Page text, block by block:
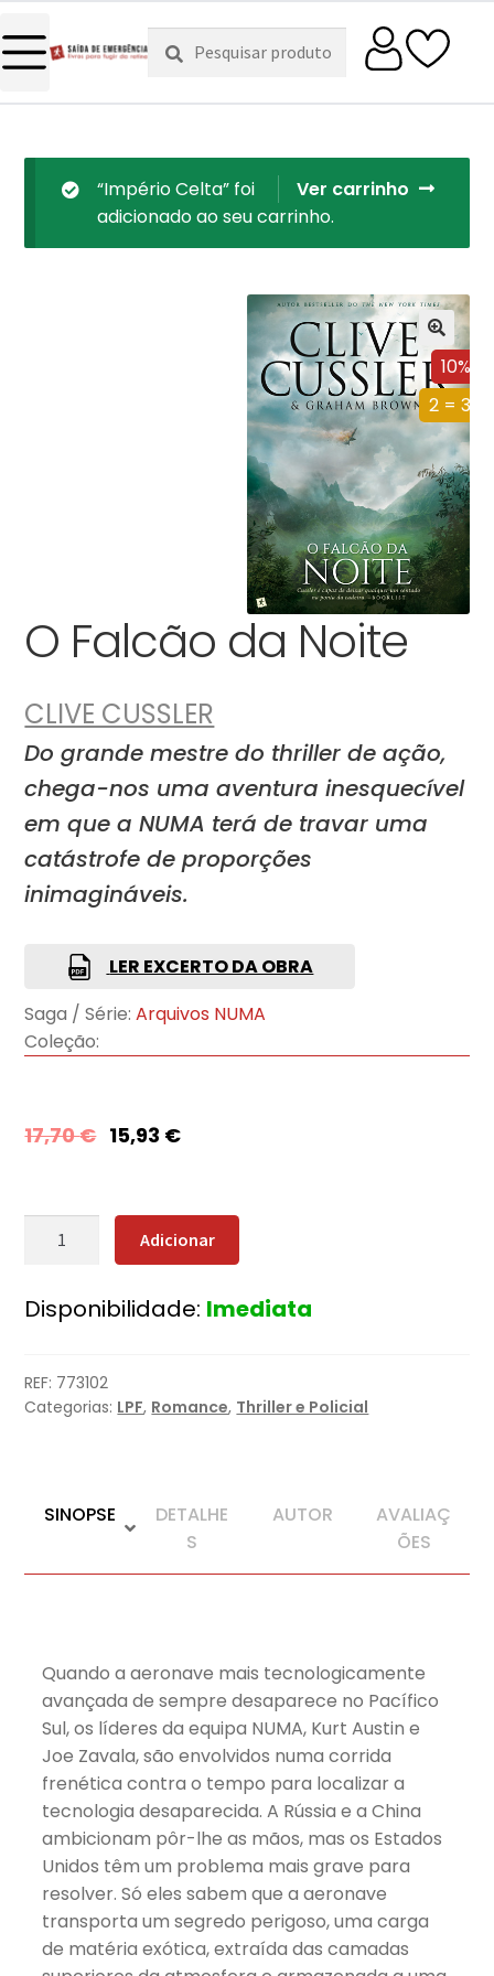
Pesquisar
por:
Pesquisa
Ver carrinho
“Império Celta” foi
adicionado ao seu carrinho.
10%
2 = 3
O Falcão da Noite
CLIVE CUSSLER
Do grande mestre do thriller de ação,
chega-nos uma aventura inesquecível
em que a NUMA terá de travar uma
catástrofe de proporções
inimagináveis.
LER EXCERTO DA OBRA
Saga / Série: Arquivos NUMA
Coleção:
17,70€ 15,93 €
Quantidade
Falcão
Adicionar
Disponibilidade: Imediata
REF: 773102
Categorias: LPF, Romance, Thriller e Policial
SINOPSE
DETALHE
S
AUTOR
AVALIAÇ
ÕES
Quando a aeronave mais tecnologicamente
avançada de sempre desaparece no Pacífico
Sul, os líderes da equipa NUMA, Kurt Austin e
Joe Zavala, são envolvidos numa corrida
frenética contra o tempo para localizar a
tecnologia desaparecida. A Rússia e a China
ambicionam pôr-lhe as mãos, mas os Estados
Unidos têm um problema mais grave para
resolver. Só eles sabem que a aeronave
transporta um segredo perigoso, uma carga
de matéria exótica, extraída das camadas